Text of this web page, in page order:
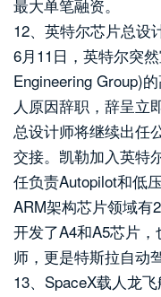
最大单笔融资。
12、英特尔芯片总设
6月11日，英特尔突
Engineering Group)
人原因辞职，辞呈立
总设计师将继续出任
交接。凯勒加入英特
任负责Autopilot和低
ARM架构芯片领域有
开发了A4和A5芯片
师，更是特斯拉自动
13、SpaceX载人龙